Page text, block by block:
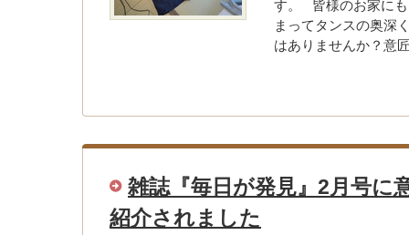
す。 皆様のお家に
まってタンスの奥深
はありませんか？意
雑誌『毎日が発見』2月号に
紹介されました